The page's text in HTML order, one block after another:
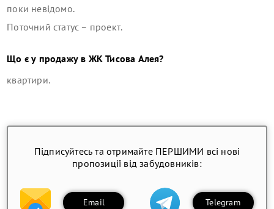
поки невідомо.
Поточний статус – проект.
Що є у продажу в ЖК Тисова Алея?
квартири.
Підписуйтесь та отримайте ПЕРШИМИ всі нові
пропозиції від забудовників:
Email Telegram